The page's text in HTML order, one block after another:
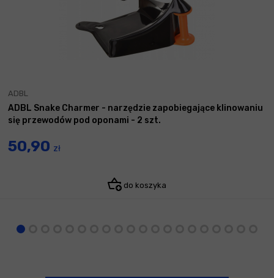
ADBL
ADBL Snake Charmer - narzędzie zapobiegające klinowaniu
się przewodów pod oponami - 2 szt.
50,90 zł
do koszyka